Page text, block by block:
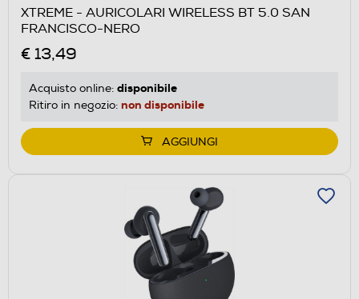
XTREME - AURICOLARI WIRELESS BT 5.0 SAN
FRANCISCO-NERO
€ 13,49
Acquisto online: disponibile
Ritiro in negozio: non disponibile
AGGIUNGI